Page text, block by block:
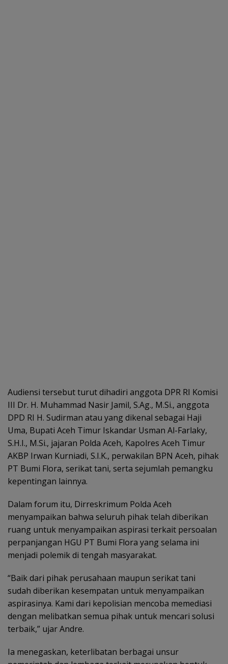
Audiensi tersebut turut dihadiri anggota DPR RI Komisi
III Dr. H. Muhammad Nasir Jamil, S.Ag., M.Si., anggota
DPD RI H. Sudirman atau yang dikenal sebagai Haji
Uma, Bupati Aceh Timur Iskandar Usman Al-Farlaky,
S.H.I., M.Si., jajaran Polda Aceh, Kapolres Aceh Timur
AKBP Irwan Kurniadi, S.I.K., perwakilan BPN Aceh, pihak
PT Bumi Flora, serikat tani, serta sejumlah pemangku
kepentingan lainnya.
Dalam forum itu, Dirreskrimum Polda Aceh
menyampaikan bahwa seluruh pihak telah diberikan
ruang untuk menyampaikan aspirasi terkait persoalan
perpanjangan HGU PT Bumi Flora yang selama ini
menjadi polemik di tengah masyarakat.
“Baik dari pihak perusahaan maupun serikat tani
sudah diberikan kesempatan untuk menyampaikan
aspirasinya. Kami dari kepolisian mencoba memediasi
dengan melibatkan semua pihak untuk mencari solusi
terbaik,” ujar Andre.
Ia menegaskan, keterlibatan berbagai unsur